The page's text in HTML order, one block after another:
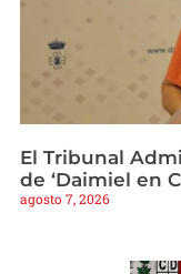
El Tribunal
de ‘Daimiel en
agosto 7, 2026